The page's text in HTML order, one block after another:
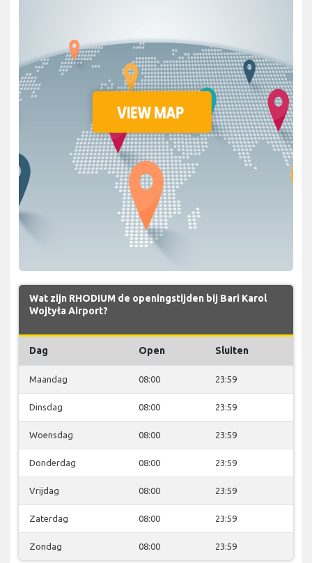
Wat zijn RHODIUM de openingstijden bij Bari Karol
Wojtyła Airport?
Dag Open Sluiten
Maandag 08:00 23:59
Dinsdag 08:00 23:59
Woensdag 08:00 23:59
Donderdag 08:00 23:59
Vrijdag 08:00 23:59
Zaterdag 08:00 23:59
Zondag 08:00 23:59